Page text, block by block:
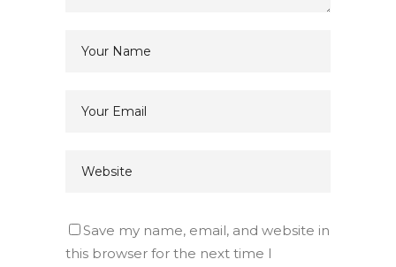
Save my name, email, and website in
this browser for the next time I